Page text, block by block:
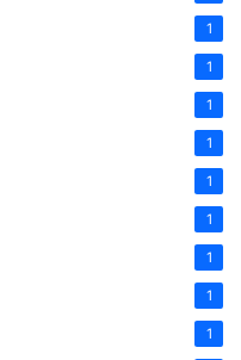
1
1
1
1
1
1
1
1
1